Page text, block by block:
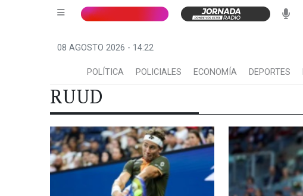
08 AGOSTO 2026 - 14:22
POLÍTICA POLICIALES ECONOMÍA DEPORTES
RUUD